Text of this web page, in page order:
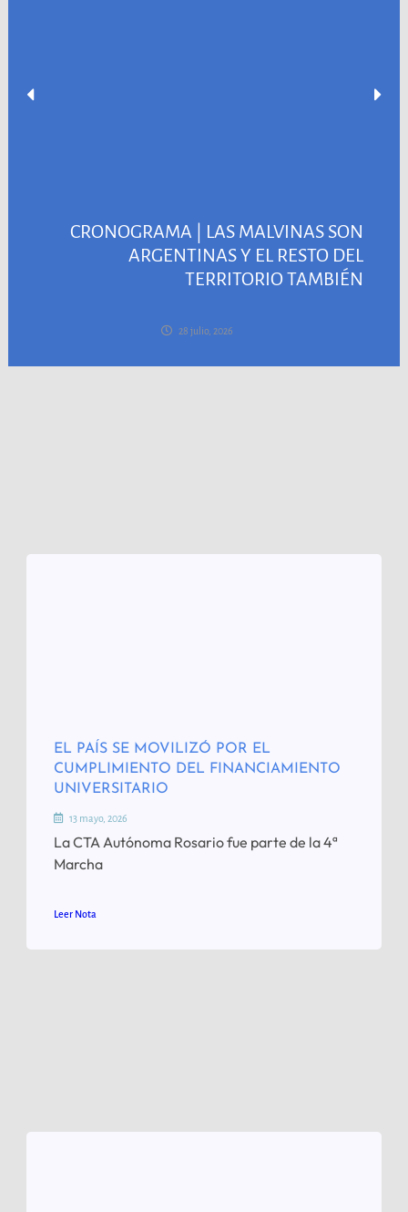
CRONOGRAMA | LAS MALVINAS SON
ARGENTINAS Y EL RESTO DEL
TERRITORIO TAMBIÉN
28 julio, 2026
EL PAÍS SE MOVILIZÓ POR EL
CUMPLIMIENTO DEL FINANCIAMIENTO
UNIVERSITARIO
13 mayo, 2026
La CTA Autónoma Rosario fue parte de la 4ª
Marcha
Leer Nota